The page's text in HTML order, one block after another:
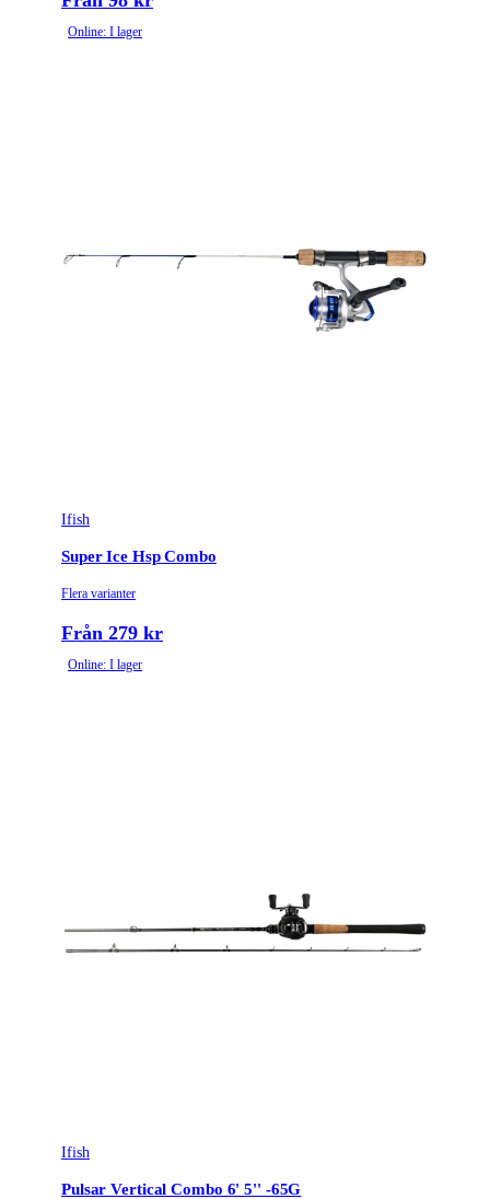
Online: I lager
Ifish
Super Ice Hsp Combo
Flera varianter
Från 279 kr
Online: I lager
Ifish
Pulsar Vertical Combo 6' 5'' -65G